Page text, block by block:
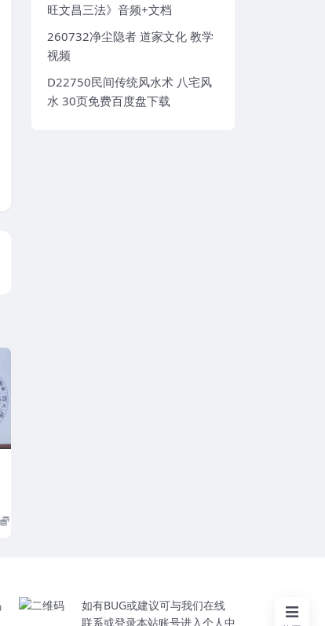
旺文昌三法》音频+文档
260732净尘隐者 道家文化 教学
视频
D22750民间传统风水术 八宅风
水 30页免费百度盘下载
如有BUG或建议可与我们在线
联系或登录本站账号进入个人中